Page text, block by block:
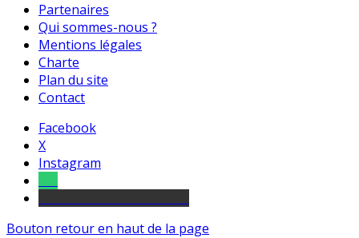
Partenaires
Qui sommes-nous ?
Mentions légales
Charte
Plan du site
Contact
Facebook
X
Instagram
Bouton retour en haut de la page